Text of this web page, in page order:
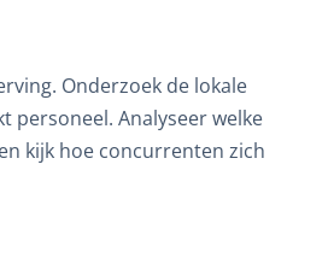
Onderzoek de lokale
personeel. Analyseer welke
kijk hoe concurrenten zich